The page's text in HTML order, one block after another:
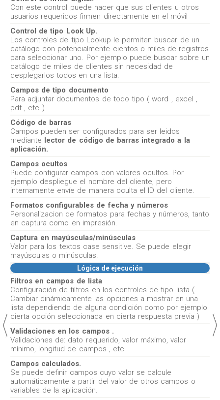
Con este control puede hacer que sus clientes u otros
usuarios requeridos firmen directamente en el móvil
Control de tipo Look Up.
Los controles de tipo Lookup le permiten buscar de un
catálogo con potencialmente cientos o miles de registros
para seleccionar uno. Por ejemplo puede buscar sobre un
catálogo de miles de clientes sin necesidad de
desplegarlos todos en una lista.
Campos de tipo documento
Para adjuntar documentos de todo tipo ( word , excel ,
pdf , etc )
Código de barras
Campos pueden ser configurados para ser leidos
mediante lector de código de barras integrado a la
aplicación.
Campos ocultos
Puede configurar campos con valores ocultos. Por
ejemplo despliegue el nombre del cliente, pero
internamente envíe de manera oculta el ID del cliente.
Formatos configurables de fecha y números
Personalizacion de formatos para fechas y números, tanto
en captura como en impresión.
Captura en mayúsculas/minúsculas
Valor para los textos case sensitive. Se puede elegir
mayúsculas o minúsculas.
Lógica de ejecución
Filtros en campos de lista
Configuración de filtros en los controles de tipo lista (
Cambiar dinámicamente las opciones a mostrar en una
lista dependiendo de alguna condición como por ejemplo
cierta opción seleccionada en cierta respuesta previa )
Validaciones en los campos .
Validaciones de: dato requerido, valor máximo, valor
mínimo, longitud de campos , etc
Campos calculados.
Se puede definir campos cuyo valor se calcule
automáticamente a partir del valor de otros campos o
variables de la aplicación.